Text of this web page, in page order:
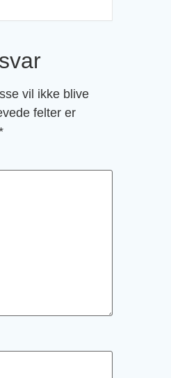
vil ikke blive
felter er